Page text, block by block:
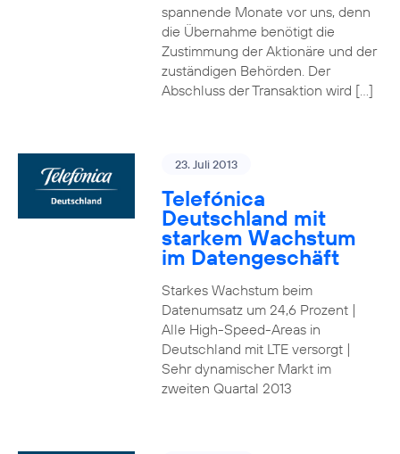
spannende Monate vor uns, denn
die Übernahme benötigt die
Zustimmung der Aktionäre und der
zuständigen Behörden. Der
Abschluss der Transaktion wird […]
23. Juli 2013
Telefónica
Deutschland mit
starkem Wachstum
im Datengeschäft
Starkes Wachstum beim
Datenumsatz um 24,6 Prozent |
Alle High-Speed-Areas in
Deutschland mit LTE versorgt |
Sehr dynamischer Markt im
zweiten Quartal 2013